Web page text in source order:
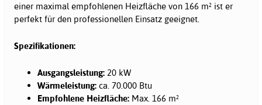
einer maximal empfohlenen Heizfläche von 166 m² ist er
perfekt für den professionellen Einsatz geeignet.
Spezifikationen:
Ausgangsleistung: 20 kW
Wärmeleistung: ca. 70.000 Btu
Empfohlene Heizfläche: Max. 166 m²